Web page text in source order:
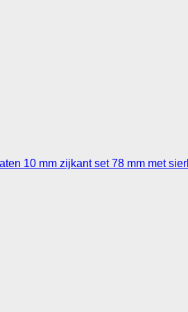
10 mm zijkant set 78 mm met